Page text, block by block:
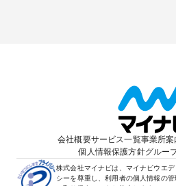
会社概要サービス一覧事業所案
個人情報保護方針グルー
株式会社マイナビは、マイナビウエ
シーを尊重し、利用者の個人情報の